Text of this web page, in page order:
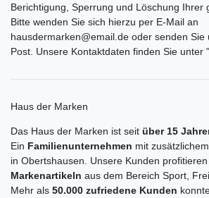
Berichtigung, Sperrung und Löschung Ihrer
Bitte wenden Sie sich hierzu per E-Mail an
hausdermarken@email.de oder senden Sie
Post. Unsere Kontaktdaten finden Sie unter
Haus der Marken
Das Haus der Marken ist seit über 15
Ein Familienunternehmen mit
in Obertshausen. Unsere Kunden
Markenartikeln aus dem Bereich Sport,
Mehr als 50.000 zufriedene Kunden